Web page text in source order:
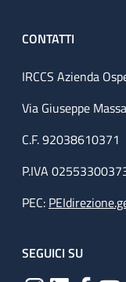
CONTATTI
IRCCS Azienda
Via Giuseppe
C.F. 92038610371
P.IVA
PEC:
SEGUICI SU